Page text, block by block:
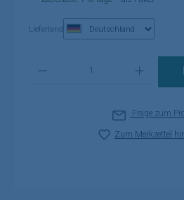
Lieferland
Frage zum
Zum Merkzettel